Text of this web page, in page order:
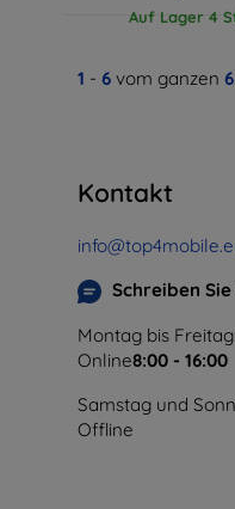
Auf Lager 4
1 - 6 vom ganzen 6
Kontakt
Schreiben Sie
Montag bis Freitag:
Online8:00 - 16:00
Samstag und
Offline